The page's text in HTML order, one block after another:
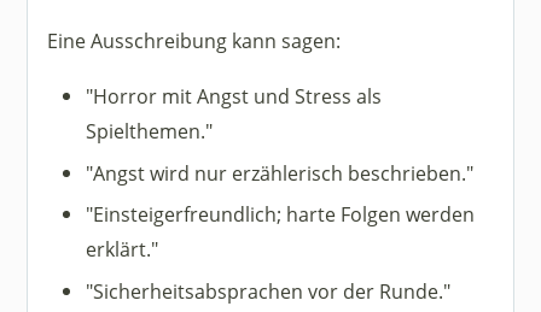
Eine Ausschreibung kann sagen:
"Horror mit Angst und Stress als
Spielthemen."
"Angst wird nur erzählerisch beschrieben."
"Einsteigerfreundlich; harte Folgen werden
erklärt."
"Sicherheitsabsprachen vor der Runde."